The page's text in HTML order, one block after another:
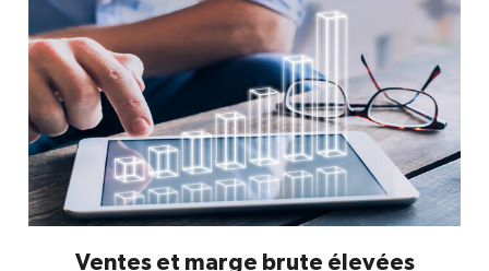
Ventes et marge brute élevées